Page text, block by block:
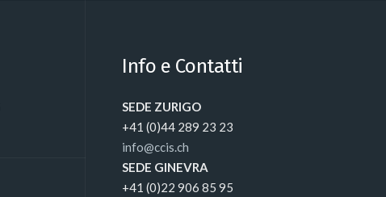
Info e Contatti
SEDE ZURIGO
+41 (0)44 289 23 23
info@ccis.ch
SEDE GINEVRA
+41 (0)22 906 85 95